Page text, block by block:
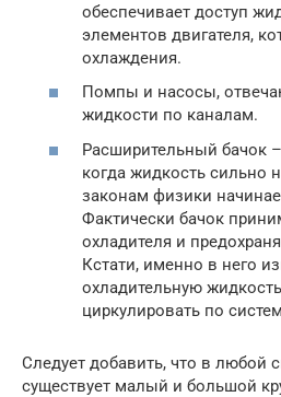
обеспечивает доступ
элементов двигателя,
охлаждения.
Помпы и насосы,
жидкости по каналам.
Расширительный бачок
когда жидкость сильно
законам физики
Фактически бачок
охладителя и
Кстати, именно в него
охладительную
циркулировать по
Следует добавить, что в любой
существует малый и большой